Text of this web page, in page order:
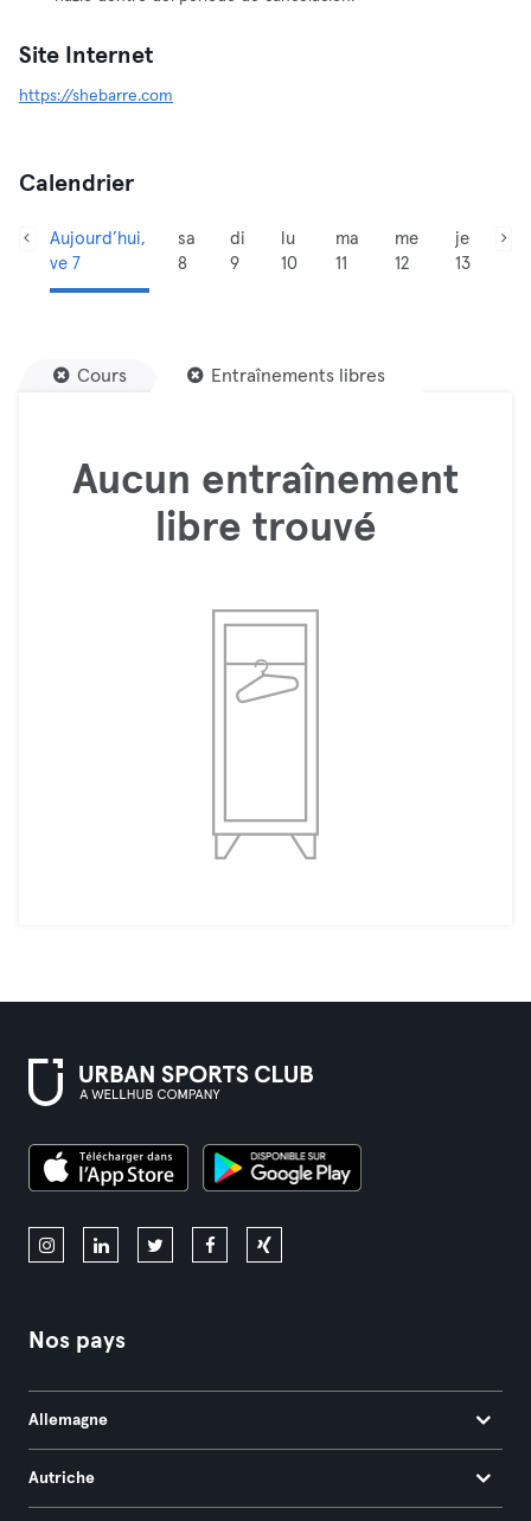
Site Internet
https://shebarre.com
Calendrier
Aujourd’hui,
ve 7
sa
8
di
9
lu
10
ma
11
me
12
je
13
Cours Entraînements libres
Aucun entraînement
libre trouvé
Nos pays
Allemagne
Autriche